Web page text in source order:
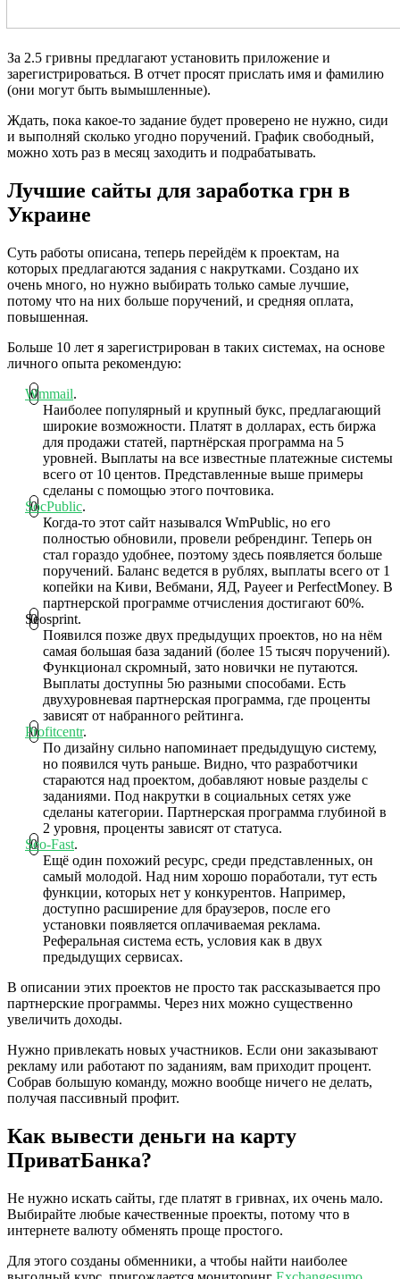
За 2.5 гривны предлагают установить приложение и
зарегистрироваться. В отчет просят прислать имя и фамилию
(они могут быть вымышленные).
Ждать, пока какое-то задание будет проверено не нужно, сиди
и выполняй сколько угодно поручений. График свободный,
можно хоть раз в месяц заходить и подрабатывать.
Лучшие сайты для заработка грн в
Украине
Суть работы описана, теперь перейдём к проектам, на
которых предлагаются задания с накрутками. Создано их
очень много, но нужно выбирать только самые лучшие,
потому что на них больше поручений, и средняя оплата,
повышенная.
Больше 10 лет я зарегистрирован в таких системах, на основе
личного опыта рекомендую:
Wmmail.
Наиболее популярный и крупный букс, предлагающий
широкие возможности. Платят в долларах, есть биржа
для продажи статей, партнёрская программа на 5
уровней. Выплаты на все известные платежные системы
всего от 10 центов. Представленные выше примеры
сделаны с помощью этого почтовика.
SocPublic.
Когда-то этот сайт назывался WmPublic, но его
полностью обновили, провели ребрендинг. Теперь он
стал гораздо удобнее, поэтому здесь появляется больше
поручений. Баланс ведется в рублях, выплаты всего от 1
копейки на Киви, Вебмани, ЯД, Payeer и PerfectMoney. В
партнерской программе отчисления достигают 60%.
Seosprint.
Появился позже двух предыдущих проектов, но на нём
самая большая база заданий (более 15 тысяч поручений).
Функционал скромный, зато новички не путаются.
Выплаты доступны 5ю разными способами. Есть
двухуровневая партнерская программа, где проценты
зависят от набранного рейтинга.
Profitcentr.
По дизайну сильно напоминает предыдущую систему,
но появился чуть раньше. Видно, что разработчики
стараются над проектом, добавляют новые разделы с
заданиями. Под накрутки в социальных сетях уже
сделаны категории. Партнерская программа глубиной в
2 уровня, проценты зависят от статуса.
Seo-Fast.
Ещё один похожий ресурс, среди представленных, он
самый молодой. Над ним хорошо поработали, тут есть
функции, которых нет у конкурентов. Например,
доступно расширение для браузеров, после его
установки появляется оплачиваемая реклама.
Реферальная система есть, условия как в двух
предыдущих сервисах.
В описании этих проектов не просто так рассказывается про
партнерские программы. Через них можно существенно
увеличить доходы.
Нужно привлекать новых участников. Если они заказывают
рекламу или работают по заданиям, вам приходит процент.
Собрав большую команду, можно вообще ничего не делать,
получая пассивный профит.
Как вывести деньги на карту
ПриватБанка?
Не нужно искать сайты, где платят в гривнах, их очень мало.
Выбирайте любые качественные проекты, потому что в
интернете валюту обменять проще простого.
Для этого созданы обменники, а чтобы найти наиболее